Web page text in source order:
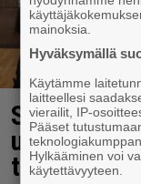
Sara ja
uutta kotia
mainoksia.
Hyväksymällä
Käytämme
laitteellesi
vierailit, IP-
Pääset
Hylkääminen voi
käytettävyyteen.